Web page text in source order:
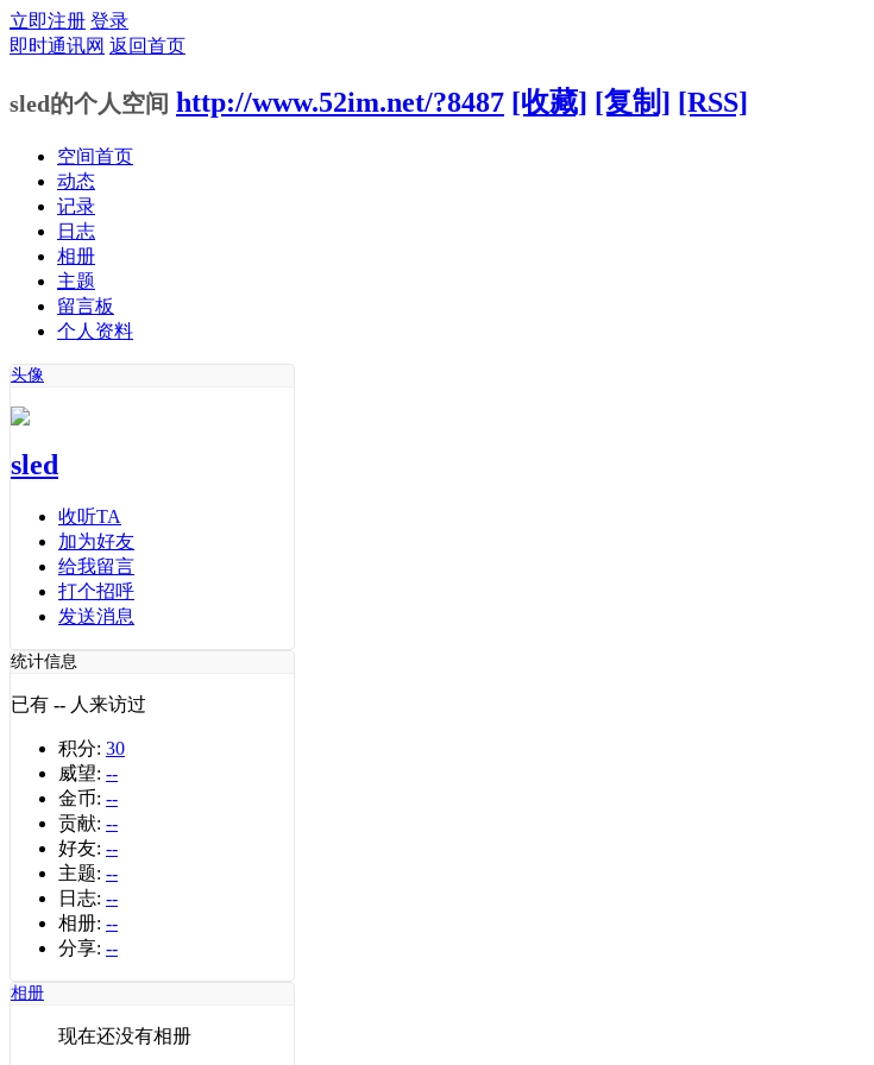
立即注册 登录
即时通讯网 返回首页
sled的个人空间 http://www.52im.net/?8487 [收藏] [复制] [RSS]
空间首页
动态
记录
日志
相册
主题
留言板
个人资料
头像
sled
收听TA
加为好友
给我留言
打个招呼
发送消息
统计信息
已有 -- 人来访过
积分: 30
威望: --
金币: --
贡献: --
好友: --
主题: --
日志: --
相册: --
分享: --
相册
现在还没有相册